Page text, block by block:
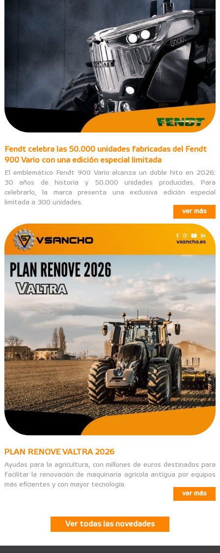
Fendt celebra las 50.000 unidades fabricadas del Fendt
900 Vario con una edición especial limitada
El emblemático Fendt 900 Vario alcanza un doble hito en 2026:
30 años de historia y 50.000 unidades producidas. Para
celebrarlo, la marca presenta una exclusiva edición especial
limitada a 300 unidades.
ver más
PLAN RENOVE VALTRA 2026
Ayudas para la agricultura, con millones de euros destinados para
facilitar la renovación de maquinaria agrícola antigua por equipos
más eficientes y con mayor tecnología.
ver más
Ver todas las novedades